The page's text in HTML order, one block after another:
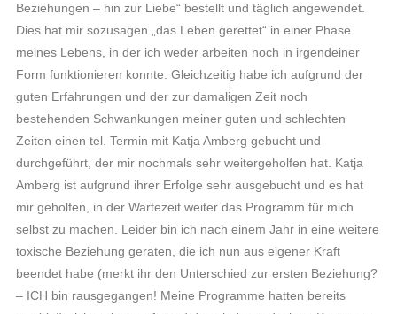
Beziehungen – hin zur Liebe“ bestellt und täglich angewendet.
Dies hat mir sozusagen „das Leben gerettet“ in einer Phase
meines Lebens, in der ich weder arbeiten noch in irgendeiner
Form funktionieren konnte. Gleichzeitig habe ich aufgrund der
guten Erfahrungen und der zur damaligen Zeit noch
bestehenden Schwankungen meiner guten und schlechten
Zeiten einen tel. Termin mit Katja Amberg gebucht und
durchgeführt, der mir nochmals sehr weitergeholfen hat. Katja
Amberg ist aufgrund ihrer Erfolge sehr ausgebucht und es hat
mir geholfen, in der Wartezeit weiter das Programm für mich
selbst zu machen. Leider bin ich nach einem Jahr in eine weitere
toxische Beziehung geraten, die ich nun aus eigener Kraft
beendet habe (merkt ihr den Unterschied zur ersten Beziehung?
– ICH bin rausgegangen! Meine Programme hatten bereits